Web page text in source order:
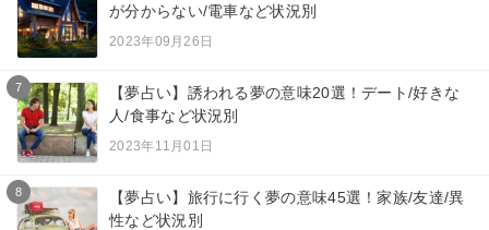
が分からない/電車など状況別
2023年09月26日
7
【夢占い】誘われる夢の意味20選！デート/好きな
人/食事など状況別
2023年11月01日
8
【夢占い】旅行に行く夢の意味45選！家族/友達/異
性など状況別